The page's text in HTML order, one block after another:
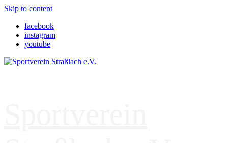
Skip to content
facebook
instagram
youtube